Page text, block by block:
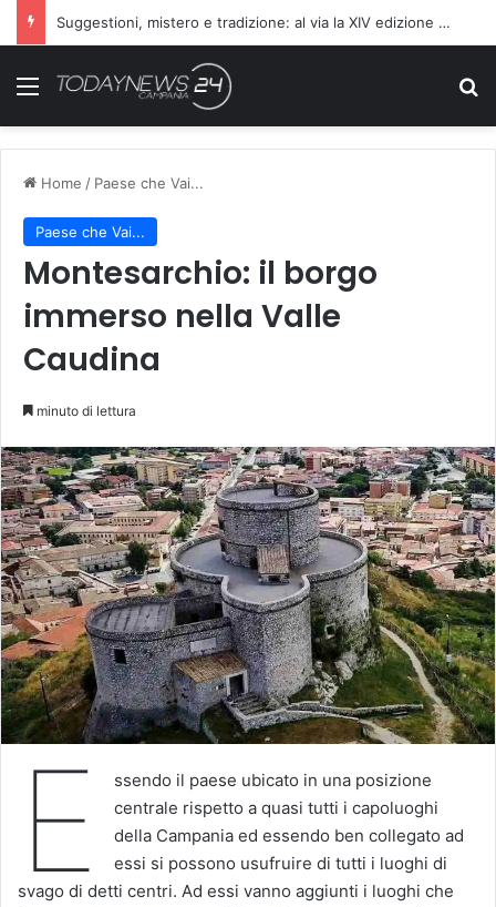
Suggestioni, mistero e tradizione: al via la XIV edizione della Notte delle Streghe
Menu
Home / Paese che Vai...
Paese che Vai...
Montesarchio: il borgo
immerso nella Valle
Caudina
minuto di lettura
E
ssendo il paese ubicato in una posizione
centrale rispetto a quasi tutti i capoluoghi
della Campania ed essendo ben collegato ad
essi si possono usufruire di tutti i luoghi di
svago di detti centri. Ad essi vanno aggiunti i luoghi che